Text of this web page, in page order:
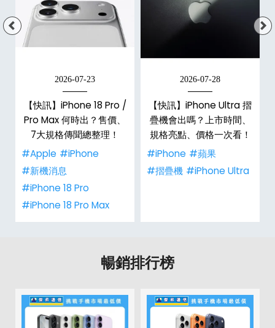
2026-07-23
【快訊】iPhone 18 Pro /
Pro Max 何時出？售價、
7大規格傳聞總整理！
#Apple #iPhone
#新機消息
#iPhone 18 Pro
#iPhone 18 Pro Max
2026-07-28
【快訊】iPhone Ultra 摺
疊機會出嗎？上市時間、
規格亮點、價格一次看！
#iPhone #蘋果
#摺疊機 #iPhone Ultra
暢銷排行榜